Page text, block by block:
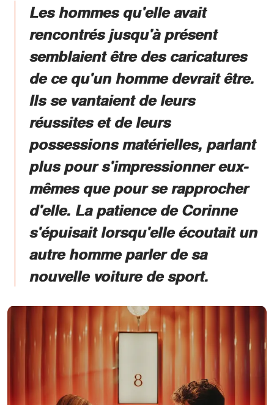
Les hommes qu'elle avait
rencontrés jusqu'à présent
semblaient être des caricatures
de ce qu'un homme devrait être.
Ils se vantaient de leurs
réussites et de leurs
possessions matérielles, parlant
plus pour s'impressionner eux-
mêmes que pour se rapprocher
d'elle. La patience de Corinne
s'épuisait lorsqu'elle écoutait un
autre homme parler de sa
nouvelle voiture de sport.